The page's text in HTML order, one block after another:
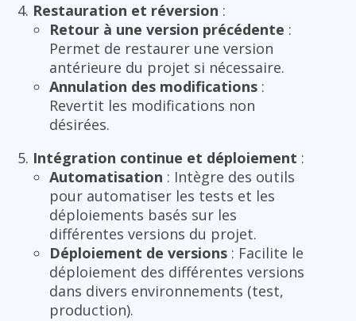
Restauration et réversion :
Retour à une version précédente :
Permet de restaurer une version
antérieure du projet si nécessaire.
Annulation des modifications :
Revertit les modifications non
désirées.
Intégration continue et déploiement :
Automatisation : Intègre des outils
pour automatiser les tests et les
déploiements basés sur les
différentes versions du projet.
Déploiement de versions : Facilite le
déploiement des différentes versions
dans divers environnements (test,
production).